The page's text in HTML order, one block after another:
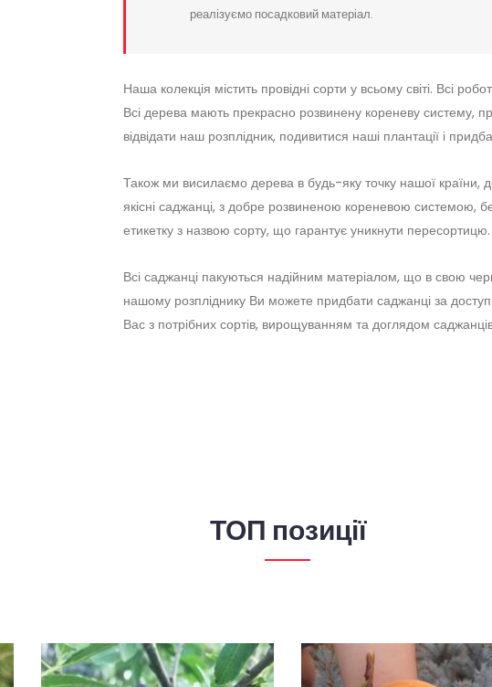
реалізуємо посадковий матеріал.
Наша колекція містить провідні сорти у всьому світі. Всі
Всі дерева мають прекрасно розвинену кореневу систему,
відвідати наш розплідник, подивитися наші плантації і
Також ми висилаємо дерева в будь-яку точку нашої країни,
якісні саджанці, з добре розвиненою кореневою системою,
етикетку з назвою сорту, що гарантує уникнути пересортицю.
Всі саджанці пакуються надійним матеріалом, що в свою
нашому розпліднику Ви можете придбати саджанці за
Вас з потрібних сортів, вирощуванням та доглядом
ТОП позиції